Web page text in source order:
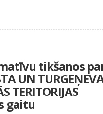
tikšanos
UN
TERITORIJAS
gaitu